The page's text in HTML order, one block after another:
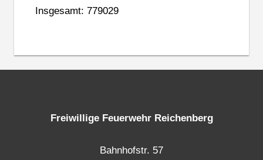
Insgesamt: 779029
Freiwillige Feuerwehr Reichenberg
Bahnhofstr. 57